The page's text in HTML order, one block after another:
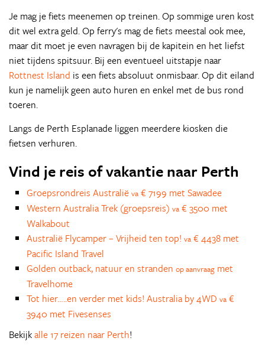
Je mag je fiets meenemen op treinen. Op sommige uren kost
dit wel extra geld. Op ferry's mag de fiets meestal ook mee,
maar dit moet je even navragen bij de kapitein en het liefst
niet tijdens spitsuur. Bij een eventueel uitstapje naar
Rottnest Island is een fiets absoluut onmisbaar. Op dit eiland
kun je namelijk geen auto huren en enkel met de bus rond
toeren.
Langs de Perth Esplanade liggen meerdere kiosken die
fietsen verhuren.
Vind je reis of vakantie naar Perth
Groepsrondreis Australië va € 7199 met Sawadee
Western Australia Trek (groepsreis) va € 3500 met
Walkabout
Australië Flycamper – Vrijheid ten top! va € 4438 met
Pacific Island Travel
Golden outback, natuur en stranden op aanvraag met
Travelhome
Tot hier…..en verder met kids! Australia by 4WD va €
3940 met Fivesenses
Bekijkalle 17 reizen naar Perth!